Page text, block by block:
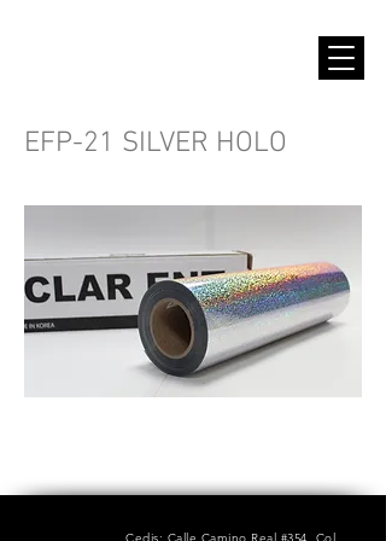
EFP-21 SILVER HOLO